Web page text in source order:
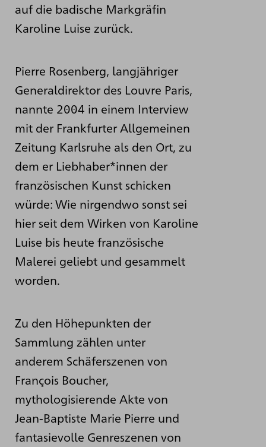
auf die badische Markgräfin
Karoline Luise zurück.
Pierre Rosenberg, langjähriger
Generaldirektor des Louvre Paris,
nannte 2004 in einem Interview
mit der Frankfurter Allgemeinen
Zeitung Karlsruhe als den Ort, zu
dem er Liebhaber*innen der
französischen Kunst schicken
würde: Wie nirgendwo sonst sei
hier seit dem Wirken von Karoline
Luise bis heute französische
Malerei geliebt und gesammelt
worden.
Zu den Höhepunkten der
Sammlung zählen unter
anderem Schäferszenen von
François Boucher,
mythologisierende Akte von
Jean-Baptiste Marie Pierre und
fantasievolle Genreszenen von